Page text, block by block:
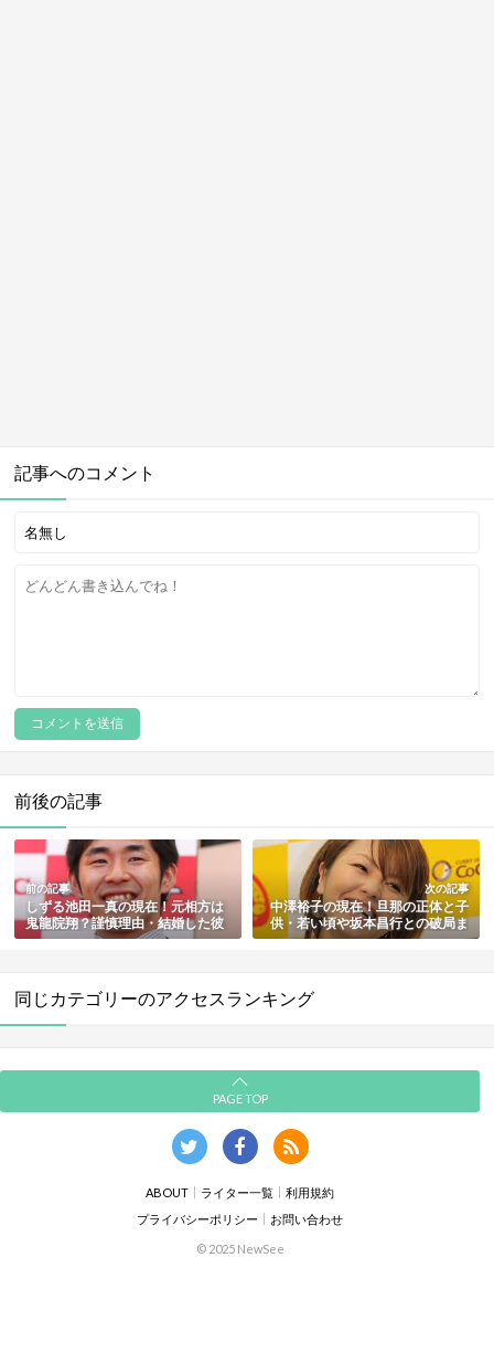
記事へのコメント
前後の記事
前の記事
しずる池田一真の現在！元相方は
鬼龍院翔？謹慎理由・結婚した彼
女も総まとめ
次の記事
中澤裕子の現在！旦那の正体と子
供・若い頃や坂本昌行との破局ま
とめ
同じカテゴリーのアクセスランキング
PAGE TOP
ABOUT ライター一覧
利用規約
プライバシーポリシー
お問い合わせ
© 2025 NewSee